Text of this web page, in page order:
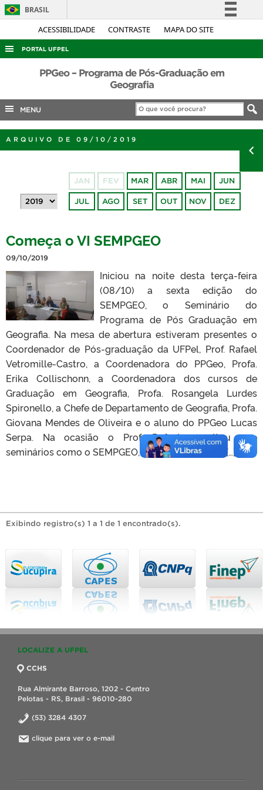
ACESSIBILIDADE CONTRASTE MAPA DO SITE
BRASIL
Simplifique!
Acesso à informação
Legislação
Canais
PORTAL UFPEL
ACESSO À INFORMAÇÃO
COBALTO
CONCURSOS
PORTARIAS
PPGeo – Programa de Pós-Graduação em
Geografia
MENU
ARQUIVO DE 09/10/2019
JAN FEV MAR ABR MAI JUN
JUL AGO SET OUT NOV DEZ
Começa o VI SEMPGEO
09/10/2019
Iniciou na noite desta terça-feira
(08/10) a sexta edição do
SEMPGEO, o Seminário do
Programa de Pós Graduação em
Geografia. Na mesa de abertura estiveram presentes o
Coordenador de Pós-graduação da UFPel, Prof. Rafael
Vetromille-Castro, a Coordenadora do PPGeo, Profa.
Erika Collischonn, a Coordenadora dos cursos de
Graduação em Geografia, Profa. Rosangela Lurdes
Spironello, a Chefe de Departamento de Geografia, Profa.
Giovana Mendes de Oliveira e o aluno do PPGeo Lucas
Serpa. Na ocasião o Prof. Rafael ressaltou que
seminários como o SEMPGEO, organizados pelos […]
Exibindo registro(s) 1 a 1 de 1 encontrado(s).
LOCALIZE A UFPEL
CCHS
Rua Almirante Barroso, 1202 - Centro
Pelotas - RS, Brasil - 96010-280
(53) 3284 4307
clique para ver o e-mail